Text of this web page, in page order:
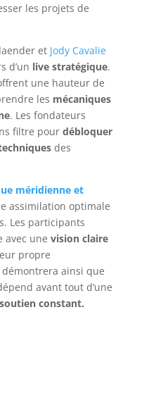
les projets de
et Jody Cavalie
d’un live stratégique.
une hauteur de
les mécaniques
. Les fondateurs
filtre pour débloquer
des
méridienne et
assimilation optimale
Les participants
avec une vision claire
propre
ainsi que
avant tout d’une
constant.